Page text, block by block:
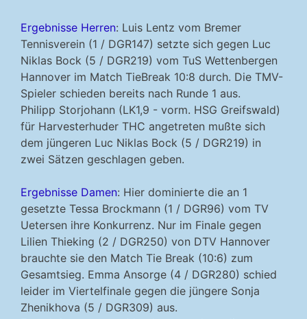
Ergebnisse Herren: Luis Lentz vom Bremer
Tennisverein (1 / DGR147) setzte sich gegen Luc
Niklas Bock (5 / DGR219) vom TuS Wettenbergen
Hannover im Match TieBreak 10:8 durch. Die TMV-
Spieler schieden bereits nach Runde 1 aus.
Philipp Storjohann (LK1,9 - vorm. HSG Greifswald)
für Harvesterhuder THC angetreten mußte sich
dem jüngeren Luc Niklas Bock (5 / DGR219) in
zwei Sätzen geschlagen geben.
Ergebnisse Damen: Hier dominierte die an 1
gesetzte Tessa Brockmann (1 / DGR96) vom TV
Uetersen ihre Konkurrenz. Nur im Finale gegen
Lilien Thieking (2 / DGR250) von DTV Hannover
brauchte sie den Match Tie Break (10:6) zum
Gesamtsieg. Emma Ansorge (4 / DGR280) schied
leider im Viertelfinale gegen die jüngere Sonja
Zhenikhova (5 / DGR309) aus.